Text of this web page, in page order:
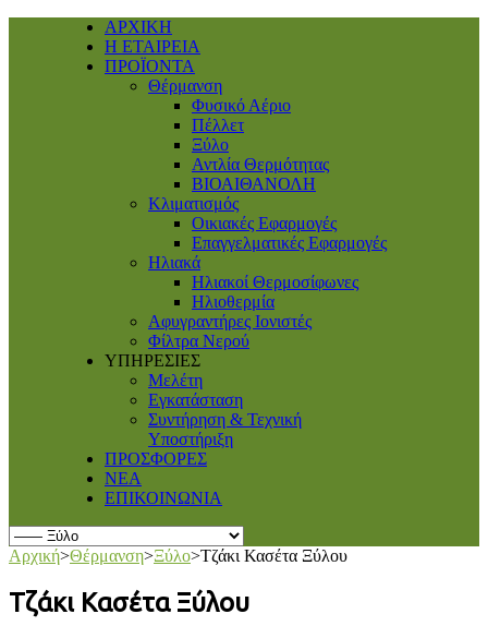
ΑΡΧΙΚΗ
Η ΕΤΑΙΡΕΙΑ
ΠΡΟΪΟΝΤΑ
Θέρμανση
Φυσικό Αέριο
Πέλλετ
Ξύλο
Αντλία Θερμότητας
ΒΙΟΑΙΘΑΝΟΛΗ
Κλιματισμός
Οικιακές Εφαρμογές
Επαγγελματικές Eφαρμογές
Ηλιακά
Ηλιακοί Θερμοσίφωνες
Ηλιοθερμία
Αφυγραντήρες Ιονιστές
Φίλτρα Νερού
ΥΠΗΡΕΣΙΕΣ
Μελέτη
Εγκατάσταση
Συντήρηση & Τεχνική
Υποστήριξη
ΠΡΟΣΦΟΡΕΣ
ΝΕΑ
ΕΠΙΚΟΙΝΩΝΙΑ
Αρχική>Θέρμανση>Ξύλο>Τζάκι Κασέτα Ξύλου
Τζάκι Κασέτα Ξύλου